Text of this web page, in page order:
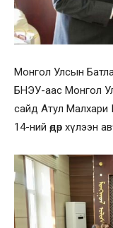
Монгол Улсын
БНЭУ-аас Монгол
сайд Атул Малхари
14-ний өдөр хүлээн